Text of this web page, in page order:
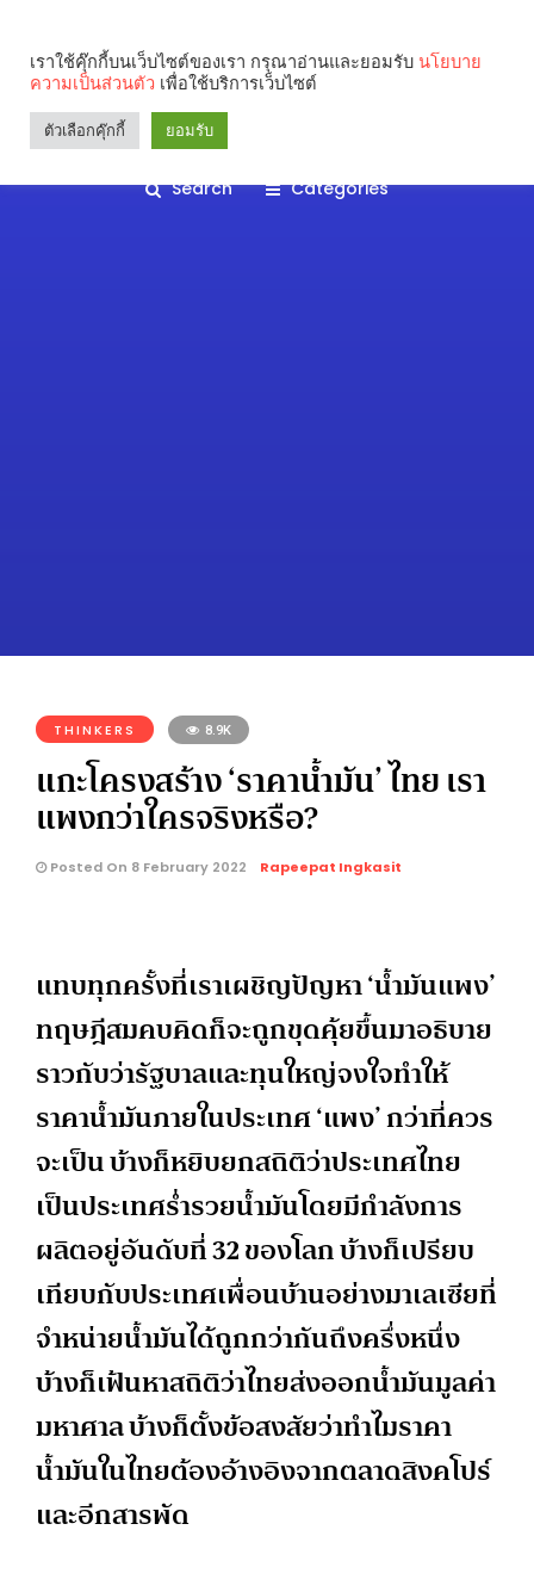
Search Categories
THINKERS 8.9K
แกะโครงสร้าง ‘ราคาน้ำมัน’ ไทย เรา
แพงกว่าใครจริงหรือ?
Posted On 8 February 2022 Rapeepat Ingkasit
แทบทุกครั้งที่เราเผชิญปัญหา ‘น้ำมันแพง’
ทฤษฎีสมคบคิดก็จะถูกขุดคุ้ยขึ้นมาอธิบาย
ราวกับว่ารัฐบาลและทุนใหญ่จงใจทำให้
ราคาน้ำมันภายในประเทศ ‘แพง’ กว่าที่ควร
จะเป็น บ้างก็หยิบยกสถิติว่าประเทศไทย
เป็นประเทศร่ำรวยน้ำมันโดยมีกำลังการ
ผลิตอยู่อันดับที่ 32 ของโลก บ้างก็เปรียบ
เทียบกับประเทศเพื่อนบ้านอย่างมาเลเซียที่
จำหน่ายน้ำมันได้ถูกกว่ากันถึงครึ่งหนึ่ง
บ้างก็เฟ้นหาสถิติว่าไทยส่งออกน้ำมันมูลค่า
มหาศาล บ้างก็ตั้งข้อสงสัยว่าทำไมราคา
น้ำมันในไทยต้องอ้างอิงจากตลาดสิงคโปร์
และอีกสารพัด
เราใช้คุ๊กกี้บนเว็บไซต์ของเรา กรุณาอ่านและยอมรับ นโยบาย
ความเป็นส่วนตัว เพื่อใช้บริการเว็บไซต์
ตัวเลือกคุ๊กกี้ ยอมรับ